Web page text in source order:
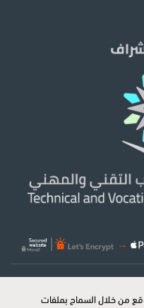
من خلال السماح بملفات
من خلال السماح بملفات